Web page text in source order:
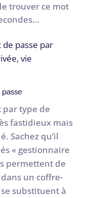
trouver ce mot
passe par
vie
par type de
fastidieux mais
Sachez qu’il
« gestionnaire
permettent de
un coffre-
substituent à